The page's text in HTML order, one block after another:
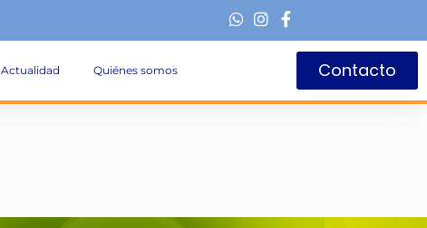
Actualidad Quiénes somos Contacto